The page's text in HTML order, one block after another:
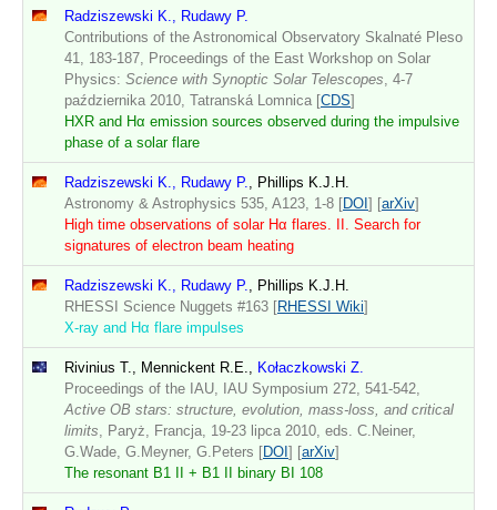
Radziszewski K., Rudawy P.
Contributions of the Astronomical Observatory Skalnaté Pleso
41, 183-187, Proceedings of the East Workshop on Solar
Physics: Science with Synoptic Solar Telescopes , 4-7
października 2010, Tatranská Lomnica [CDS]
HXR and Hα emission sources observed during the impulsive
phase of a solar flare
Radziszewski K., Rudawy P.
, Phillips K.J.H.
Astronomy & Astrophysics 535, A123, 1-8 [DOI] [arXiv]
High time observations of solar Hα flares. II. Search for
signatures of electron beam heating
Radziszewski K., Rudawy P.
, Phillips K.J.H.
RHESSI Science Nuggets #163 [RHESSI Wiki]
X-ray and Hα flare impulses
Rivinius T., Mennickent R.E., Kołaczkowski Z.
Proceedings of the IAU, IAU Symposium 272, 541-542,
Active OB stars: structure, evolution, mass-loss, and critical
limits , Paryż, Francja, 19-23 lipca 2010, eds. C.Neiner,
G.Wade, G.Meyner, G.Peters [DOI] [arXiv]
The resonant B1 II + B1 II binary BI 108